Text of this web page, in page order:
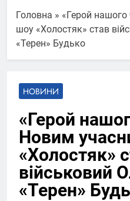
Головна » «Герой
шоу «Холостяк» став
«Терен» Будько
НОВИНИ
«Герой
Новим
«Холостяк»
військовий
«Терен»